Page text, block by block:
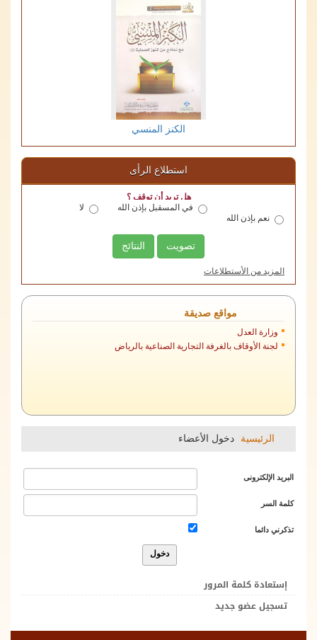
الكنز المنسي
استطلاع الرأى
هل تريد أن توقف ؟
نعم بإذن الله
في المسقبل بإذن الله لا
تصويت النتائج
المزيد من الأستطلاعات
مواقع صديقة
الهيئة العامة للأوقاف
وزارة العدل
لجنة الأوقاف بالغرفة التجارية الصناعية بالرياض
الرئيسية دخول الأعضاء
البريد الإلكترونى
كلمة السر
تذكرني دائما
إستعادة كلمة المرور
تسجيل عضو جديد